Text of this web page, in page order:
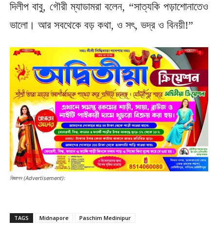
দিলীপ বাবু, গৌরী ম্যাডামরা বলেন, “সাত্যকি পড়াশোনাতেও
ভালো। আর সবথেকে বড় কথা, ও সৎ, ভদ্র ও বিনয়ী!”
বিজ্ঞাপন (Advertisement):
TAGS Midnapore Paschim Medinipur